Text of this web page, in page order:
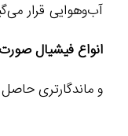
آب‌وهوایی قرار
انواع فیشیال صورت
و ماندگارتری